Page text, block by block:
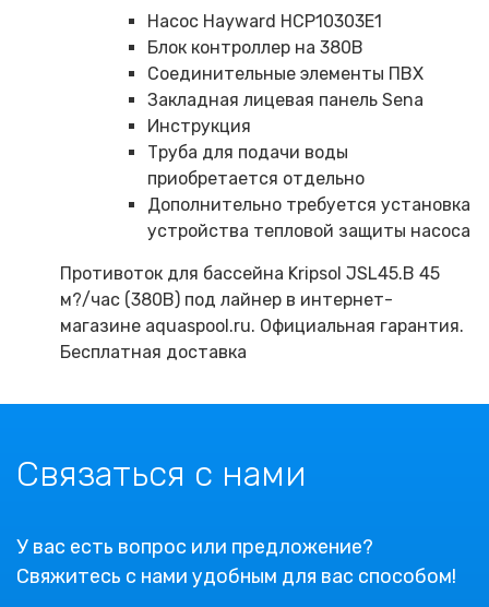
Насос Hayward HCP10303E1
Блок контроллер на 380В
Соединительные элементы ПВХ
Закладная лицевая панель Sena
Инструкция
Труба для подачи воды
приобретается отдельно
Дополнительно требуется установка
устройства тепловой защиты насоса
Противоток для бассейна Kripsol JSL45.B 45
м?/час (380В) под лайнер в интернет-
магазине aquaspool.ru. Официальная гарантия.
Бесплатная доставка
Связаться с нами
У вас есть вопрос или предложение?
Свяжитесь с нами удобным для вас способом!